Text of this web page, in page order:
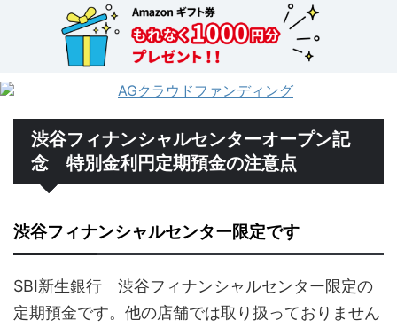
渋谷フィナンシャルセンターオープン記
念 特別金利円定期預金の注意点
渋谷フィナンシャルセンター限定です
SBI新生銀行 渋谷フィナンシャルセンター限定の
定期預金です。他の店舗では取り扱っておりません